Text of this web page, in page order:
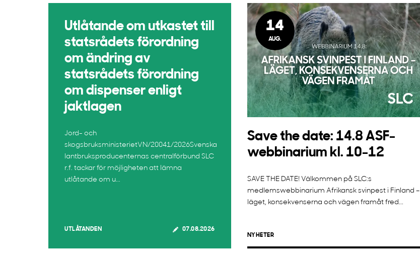
Utlåtande om utkastet till
statsrådets förordning
om ändring av
statsrådets förordning
om dispenser enligt
jaktlagen
Jord- och
skogsbruksministerietVN/20041/2026Svenska
lantbruksproducenternas centralförbund SLC
r.f. tackar för möjligheten att lämna
utlåtande om u...
UTLÅTANDEN 07.08.2026
14
AUG.
Save the date: 14.8 ASF-
webbinarium kl. 10-12
SAVE THE DATE! Välkommen på SLC:s
medlemswebbinarium Afrikansk svinpest i Finland –
läget, konsekvenserna och vägen framåt fred...
NYHETER